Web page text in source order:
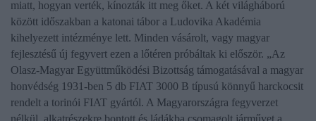
miatt, hogyan verték, kínozták itt meg őket. A két világháború
között időszakban a katonai tábor a Ludovika Akadémia
kihelyezett intézménye lett. Minden vásárolt, vagy magyar
fejlesztésű új fegyvert ezen a lőtéren próbáltak ki először. „Az
Olasz-Magyar Együttműködési Bizottság támogatásával a magyar
honvédség 1931-ben 5 db FIAT 3000 B típusú könnyű harckocsit
rendelt a torinói FIAT gyártól. A Magyarországra fegyverzet
nélkül, alkatrészekre bontott és ládákba csomagolt járművet a